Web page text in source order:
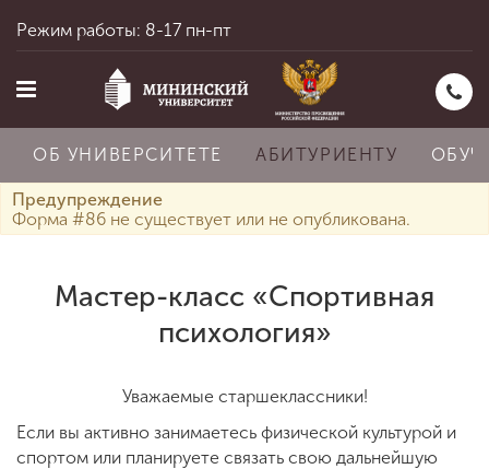
Об университете
Режим работы: 8-17 пн-пт
ОБ УНИВЕРСИТЕТЕ АБИТУРИЕНТУ
Предупреждение
Форма #86 не существует или не опубликована.
Мастер-класс «Спортивная
психология»
Уважаемые старшеклассники!
Если вы активно занимаетесь физической культурой и
спортом или планируете связать свою дальнейшую